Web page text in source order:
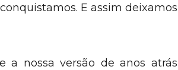
E assim deixamos
a nossa versão de anos atrás